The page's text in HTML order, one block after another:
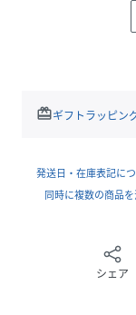
計量いらず、そし
仕切り板でお米を
1合なら1つ、2合
フタ、本体、仕切
などを入れておく
redeemギフトラッピン
発送日・在庫表記に
同時に複数の商品
シェア